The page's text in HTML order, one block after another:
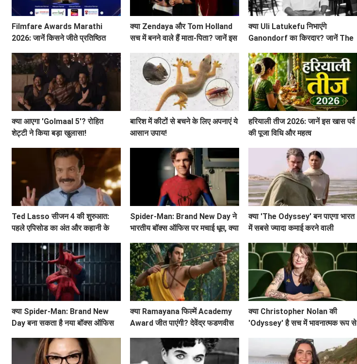
Filmfare Awards Marathi
2026: जानें किसने जीते प्रतिष्ठित
क्या Zendaya और Tom Holland
सच में बनने वाले हैं माता-पिता? जानें इस
क्या Uli Latukefu निभाएंगे
Ganondorf का किरदार? जानें The
क्या आएगा 'Golmaal 5'? रोहित
शेट्टी ने किया बड़ा खुलासा!
बारिश में कीटों से बचने के लिए अपनाएं ये
आसान उपाय!
हरियाली तीज 2026: जानें इस खास पर्व
की पूजा विधि और महत्व
Ted Lasso सीजन 4 की शुरुआत:
पहले एपिसोड का अंत और कहानी के
Spider-Man: Brand New Day ने
भारतीय बॉक्स ऑफिस पर मचाई धूम, क्या
क्या 'The Odyssey' बन पाएगा भारत
में सबसे ज्यादा कमाई करने वाली
क्या Spider-Man: Brand New
Day बना सकता है नया बॉक्स ऑफिस
क्या Ramayana फिल्में Academy
Award जीत पाएंगी? देवेंद्र फडणवीस
क्या Christopher Nolan की
'Odyssey' है सच में भावनात्मक रूप से